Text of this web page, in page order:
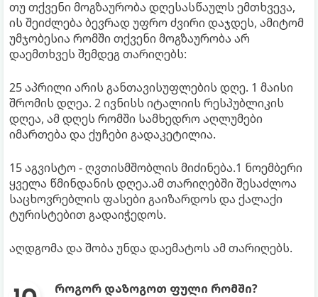
თუ თქვენი მოგზაურობა დღესასწაულს ემთხვევა,
ის შეიძლება ბევრად უფრო ძვირი დაჯდეს, ამიტომ
უმჯობესია რომში თქვენი მოგზაურობა არ
დაემთხვეს შემდეგ თარიღებს:
25 აპრილი არის განთავისუფლების დღე. 1 მაისი
შრომის დღეა. 2 ივნისს იტალიის რესპუბლიკის
დღეა, ამ დღეს რომში სამხედრო აღლუმები
იმართება და ქუჩები გადაკეტილია.
15 აგვისტო - ღვთისმშობლის მიძინება.1 ნოემბერი
ყველა წმინდანის დღეა.ამ თარიღებში შესაძლოა
საცხოვრებლის ფასები გაიზარდოს და ქალაქი
ტურისტებით გადაიჭედოს.
აღდგომა და შობა უნდა დაემატოს ამ თარიღებს.
როგორ დაზოგოთ ფული რომში?